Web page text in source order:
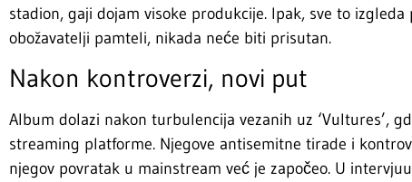
stadion, gaji dojam visoke produkcije. Ipak, sve to
obožavatelji pamteli, nikada neće biti prisutan.
Nakon kontroverzi, novi put
Album dolazi nakon turbulencija vezanih uz ‘Vultures’,
streaming platforme. Njegove antisemitne tirade i
njegov povratak u mainstream već je započeo. U